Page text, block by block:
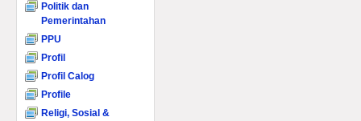
Politik dan
Pemerintahan
PPU
Profil
Profil Calog
Profile
Religi, Sosial &